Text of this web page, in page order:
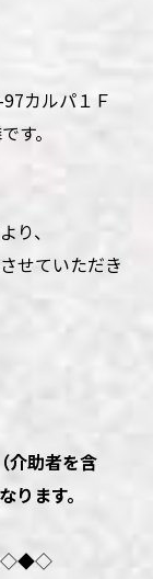
カルパ１Ｆ
す。
り、
せていただき
介助者を含
ります。